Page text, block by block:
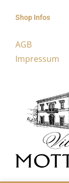
Shop Infos
AGB
Impressum